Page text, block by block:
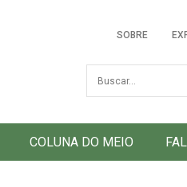
SOBRE
Busca
COLUNA DO MEIO